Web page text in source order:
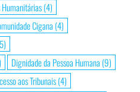
(4)
Cigana (4)
Dignidade da Pessoa Humana (9)
aos Tribunais(4)